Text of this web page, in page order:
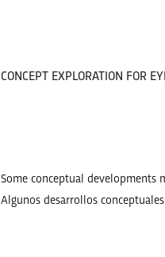
CONCEPT EXPLORATION FOR
Some conceptual developments
Algunos desarrollos